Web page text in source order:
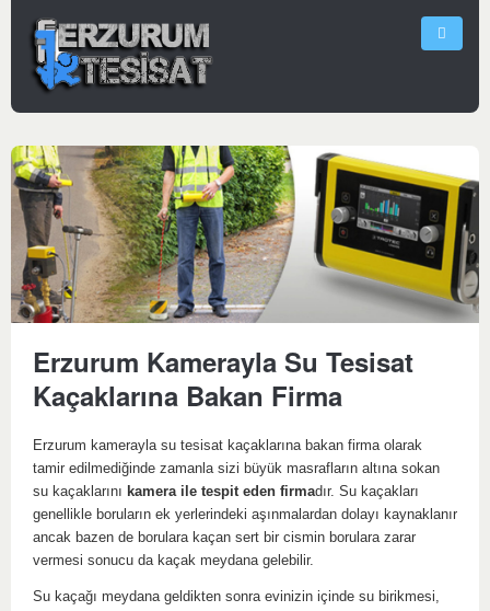
Erzurum Kamerayla Su Tesisat
Kaçaklarına Bakan Firma
Erzurum kamerayla su tesisat kaçaklarına bakan firma olarak
tamir edilmediğinde zamanla sizi büyük masrafların altına sokan
su kaçaklarını kamera ile tespit eden firmadır. Su kaçakları
genellikle boruların ek yerlerindeki aşınmalardan dolayı kaynaklanır
ancak bazen de borulara kaçan sert bir cismin borulara zarar
vermesi sonucu da kaçak meydana gelebilir.
Su kaçağı meydana geldikten sonra evinizin içinde su birikmesi,